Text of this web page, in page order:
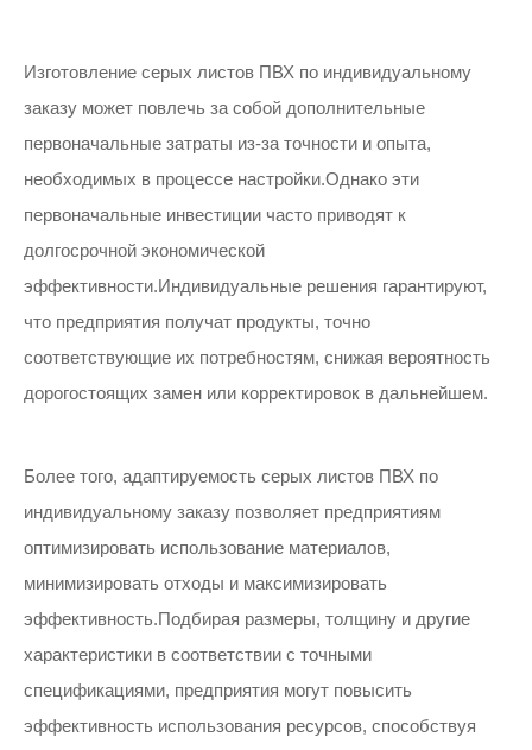
Изготовление серых листов ПВХ по индивидуальному
заказу может повлечь за собой дополнительные
первоначальные затраты из-за точности и опыта,
необходимых в процессе настройки.Однако эти
первоначальные инвестиции часто приводят к
долгосрочной экономической
эффективности.Индивидуальные решения гарантируют,
что предприятия получат продукты, точно
соответствующие их потребностям, снижая вероятность
дорогостоящих замен или корректировок в дальнейшем.
Более того, адаптируемость серых листов ПВХ по
индивидуальному заказу позволяет предприятиям
оптимизировать использование материалов,
минимизировать отходы и максимизировать
эффективность.Подбирая размеры, толщину и другие
характеристики в соответствии с точными
спецификациями, предприятия могут повысить
эффективность использования ресурсов, способствуя